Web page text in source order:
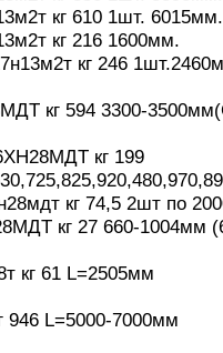
кг 610 1шт. 6015мм.
кг 216 1600мм.
кг 246
кг 594 3300-
кг 199
кг 74,5 2шт по
кг 27 660-1004мм
кг 61 L=2505мм
946 L=5000-7000мм